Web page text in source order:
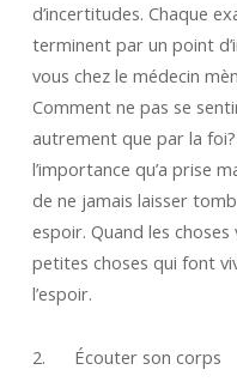
d’incertitudes. Chaque
terminent par un point
vous chez le médecin
Comment ne pas se
autrement que par la
l’importance qu’a prise
de ne jamais laisser
espoir. Quand les
petites choses qui font
l’espoir.
2. Écouter son corps